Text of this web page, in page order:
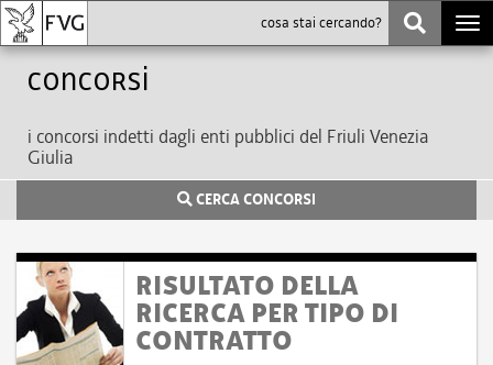
Concorsi
i concorsi indetti dagli enti pubblici del Friuli Venezia
Giulia
CERCA CONCORSI
RISULTATO DELLA
RICERCA PER TIPO DI
CONTRATTO